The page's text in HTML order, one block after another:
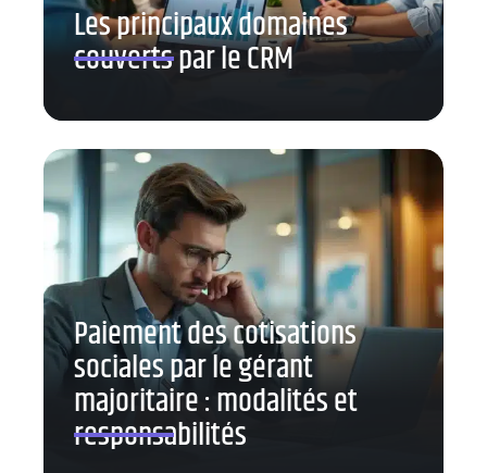
Les principaux domaines
couverts par le CRM
Paiement des cotisations
sociales par le gérant
majoritaire : modalités et
responsabilités